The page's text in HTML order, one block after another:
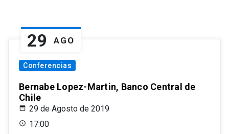
29 AGO
Conferencias
Bernabe Lopez-Martin, Banco Central de
Chile
29 de Agosto de 2019
17:00